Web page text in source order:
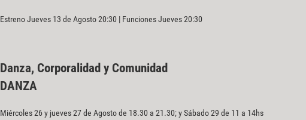
Estreno Jueves 13 de Agosto 20:30 | Funciones Jueves 20:30
Danza, Corporalidad y Comunidad
DANZA
Miércoles 26 y jueves 27 de Agosto de 18.30 a 21.30; y Sábado 29 de 11 a 14hs